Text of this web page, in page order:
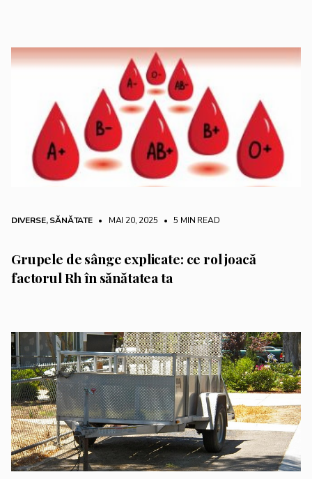
DIVERSE,SĂNĂTATE • MAI 20, 2025 • 5 MIN READ
Grupele de sânge explicate: ce rol joacă
factorul Rh în sănătatea ta